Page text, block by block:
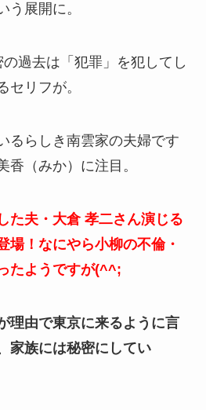
う展開に。
過去は「犯罪」を犯してし
セリフが。
るらしき南雲家の夫婦です
香（みか）に注目。
た夫・ 大倉 孝二さん演じる
場！なにやら小柳の不倫・
たようですが(^^;
理由で東京に来るように言
家族には秘密にしてい